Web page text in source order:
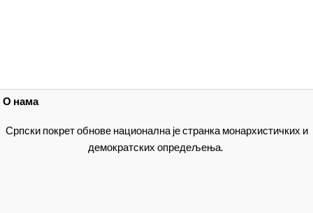
О нама
Српски покрет обнове национална је странка монархистичких и
демократских опредељења.